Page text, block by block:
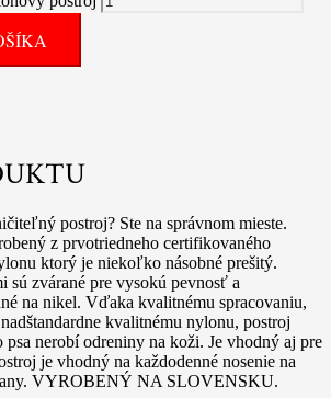
postroj? Ste na správnom mieste.
z prvotriedneho certifikovaného
ktorý je niekoľko násobné prešitý.
sú zvárané pre vysokú pevnosť a
na nikel. Vďaka kvalitnému spracovaniu,
kvalitnému nylonu, postroj
nerobí odreniny na koži. Je vhodný aj pre
je vhodný na každodenné nosenie na
VYROBENÝ NA SLOVENSKU.